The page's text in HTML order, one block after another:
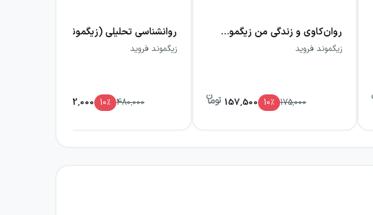
روان‌کاوی و زندگی من زیگموند فروید
زیگموند فروید
175,000
10٪ 157,500
زیگموند فروید
480,000
10٪ 432,000